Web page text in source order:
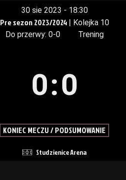
30 sie 2023 - 18:30
Pre sezon 2023/2024 | Kolejka 10
Do przerwy: 0-0
Trening
0:0
KONIEC MECZU / PODSUMOWANIE
Studzienice Arena